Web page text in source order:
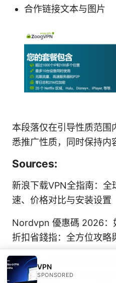
合作链接文本与图片
本段落仅在引导性质范围
悉推广性质，同时保持内
Sources:
新浪下载VPN全指南：全
速、价格对比与安装设置
Nordvpn 優惠碼 2026：
折扣省錢指：全方位攻略
How to Completely
Your MacBook: A
VPN
SPONSORED